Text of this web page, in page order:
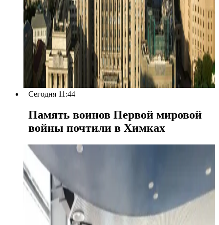
Сегодня 11:44
Память воинов Первой мировой
войны почтили в Химках